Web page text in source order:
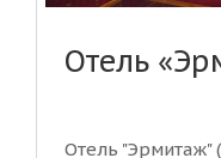
Отель
Отель "Эрмитаж"